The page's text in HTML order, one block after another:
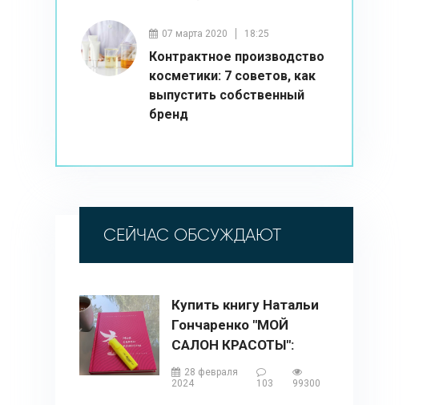
07 марта 2020 18:25
Контрактное производство
косметики: 7 советов, как
выпустить собственный
бренд
СЕЙЧАС ОБСУЖДАЮТ
Купить книгу Натальи
Гончаренко "МОЙ
САЛОН КРАСОТЫ":
описание, содержание,
отзывы, бонусы и 1
28 февраля
2024
103 99300